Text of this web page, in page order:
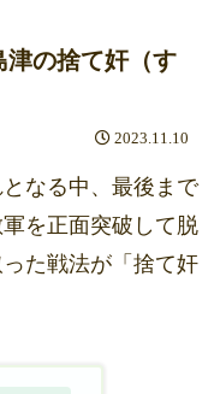
津の捨て奸（す
2023.11.10
なる中、最後まで
を正面突破して脱
た戦法が「捨て奸